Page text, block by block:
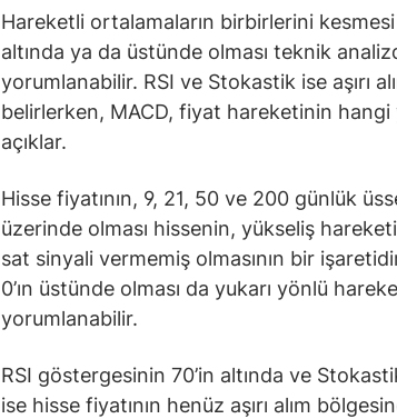
Hareketli ortalamaların birbirlerini
altında ya da üstünde olması teknik
yorumlanabilir. RSI ve Stokastik ise aşırı
belirlerken, MACD, fiyat hareketinin
açıklar.
Hisse fiyatının, 9, 21, 50 ve 200 günlük
üzerinde olması hissenin, yükseliş
sat sinyali vermemiş olmasının bir
0’ın üstünde olması da yukarı yönlü
yorumlanabilir.
RSI göstergesinin 70’in altında ve Stokastik
ise hisse fiyatının henüz aşırı alım